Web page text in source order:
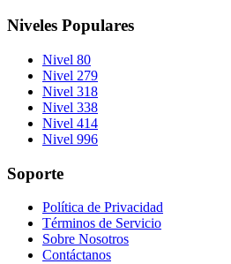
Niveles Populares
Nivel 80
Nivel 279
Nivel 318
Nivel 338
Nivel 414
Nivel 996
Soporte
Política de Privacidad
Términos de Servicio
Sobre Nosotros
Contáctanos